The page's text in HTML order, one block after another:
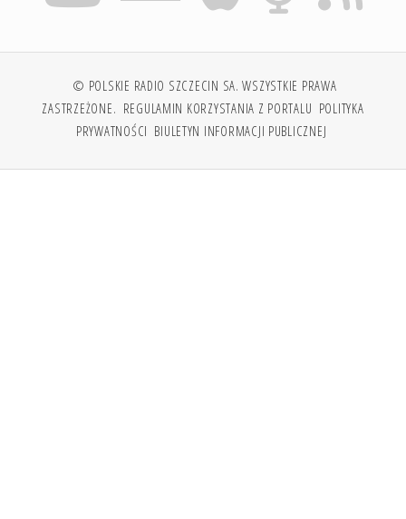
© POLSKIE RADIO SZCZECIN SA. WSZYSTKIE PRAWA
ZASTRZEŻONE. REGULAMIN KORZYSTANIA Z PORTALU POLITYKA
PRYWATNOŚCI BIULETYN INFORMACJI PUBLICZNEJ